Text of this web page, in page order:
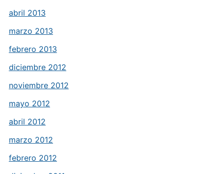
abril 2013
marzo 2013
febrero 2013
diciembre 2012
noviembre 2012
mayo 2012
abril 2012
marzo 2012
febrero 2012